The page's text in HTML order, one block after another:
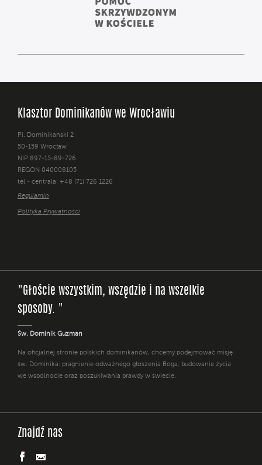
Klasztor Dominikanów we Wrocławiu
Pl. Dominikański 2
50-159 Wrocław
NIP 897-15-89-726
REGON 040008105
tel - centrala: +48 (71) 726 1226
Regulamin
Polityka Prywatności
"Głoście wszystkim, wszędzie i na wszelkie
sposoby. "
Św. Dominik Guzman
Na oficjalnej stronie polskich dominikanów, chcemy podejmować misję
św. Dominika: pragnienie odważnego głoszenia Boga, budowanie życia
we wspólnocie oraz poszukiwania prawdy w świecie.
Znajdź nas